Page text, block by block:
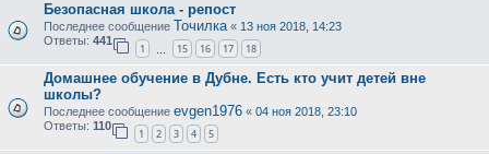
Безопасная школа - репост
Последнее сообщение Точилка« 13 ноя 2018, 14:23
Ответы: 441
1 15 16 17 18
Домашнее обучение в Дубне. Есть кто учит детей вне
школы?
Последнее сообщение evgen1976 « 04 ноя 2018, 23:10
Ответы: 110
1 2 3 4 5